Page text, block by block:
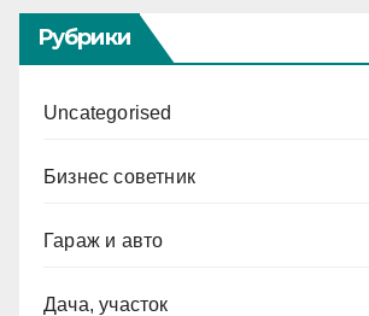
Рубрики
Uncategorised
Бизнес советник
Гараж и авто
Дача, участок